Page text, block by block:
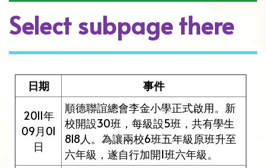
Select subpage there
日期
事件
2011年
09月01
日
順德聯誼總會李金小學正式啟用。新
校開設30班，每級設5班，共有學生
818人。為讓兩校6班五年級原班升至
六年級，遂自行加開1班六年級。